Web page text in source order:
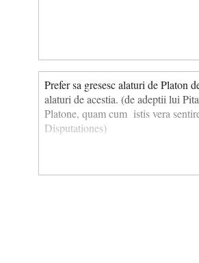
Prefer sa gresesc alaturi de Platon
alaturi de acestia. (de adeptii lui
Platone, quam cum istis vera
Disputationes)